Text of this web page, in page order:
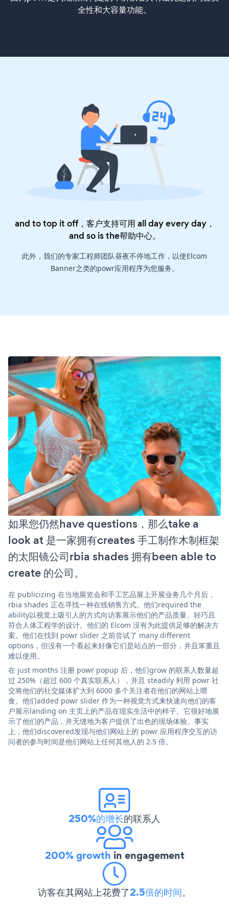
全性和大容量功能。
and to top it off，客户支持可用 all day every day，
and so is the帮助中心。
此外，我们的专家工程师团队昼夜不停地工作，以使Elcom
Banner之类的powr应用程序为您服务。
如果您仍然have questions，那么take a
look at 是一家拥有creates 手工制作木制框架
的太阳镜公司rbia shades 拥有been able to
create 的公司。
在 publicizing 在当地展览会和手工艺品展上开展业务几个月后，
rbia shades 正在寻找一种在线销售方式。他们required the
ability以视觉上吸引人的方式向访客展示他们的产品质量、轻巧且
符合人体工程学的设计。他们的 Elcom 没有为此提供足够的解决方
案。他们在找到 powr slider 之前尝试了 many different
options，但没有一个看起来好像它们是站点的一部分，并且笨重且
难以使用。
在 just months 注册 powr popup 后，他们grow 的联系人数量超
过 250%（超过 600 个真实联系人），并且 steadily 利用 powr 社
交将他们的社交媒体扩大到 6000 多个关注者在他们的网站上喂
食。他们added powr slider 作为一种视觉方式来快速向他们的客
户展示landing on 主页上的产品在现实生活中的样子。它很好地展
示了他们的产品，并无缝地为客户提供了出色的现场体验。事实
上，他们discovered发现与他们网站上的 powr 应用程序交互的访
问者的参与时间是他们网站上任何其他人的 2.5 倍。
250%的增长的联系人
200% growth in engagement
访客在其网站上花费了2.5倍的时间。